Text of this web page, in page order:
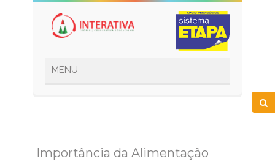
Importância da Alimentação